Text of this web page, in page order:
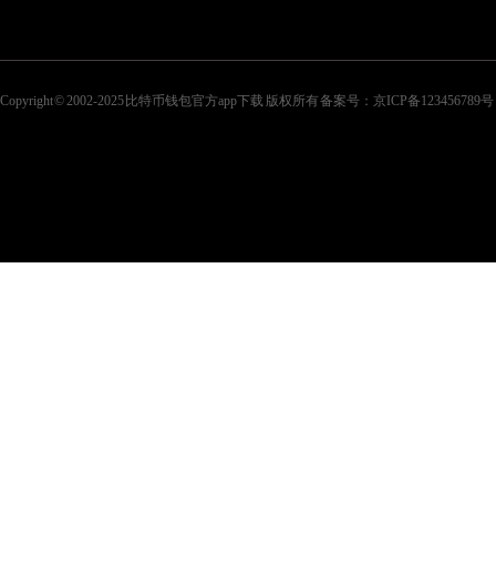
Copyright © 2002-2025 比特币钱包官方app下载 版权所有 备案号：京ICP备123456789号